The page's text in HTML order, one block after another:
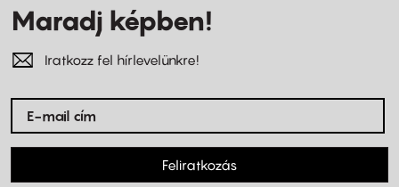
Maradj képben!
Iratkozz fel hírlevelünkre!
Feliratkozás